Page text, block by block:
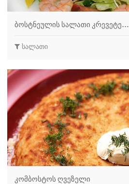
ბოსტნეულის სალათი კრევეტე…
სალათი
კომბოსტოს ღვეზელი